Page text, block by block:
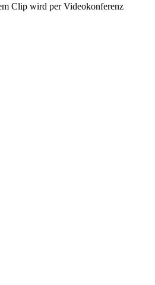
Clip wird per Videokonferenz